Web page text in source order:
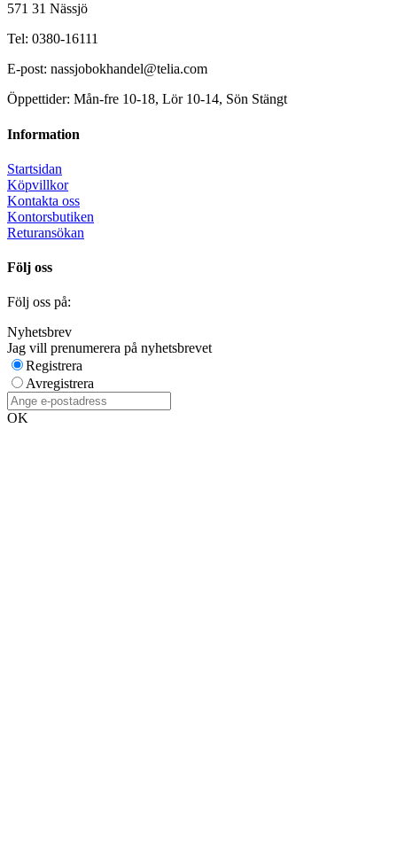
571 31 Nässjö
Tel: 0380-16111
E-post: nassjobokhandel@telia.com
Öppettider: Mån-fre 10-18, Lör 10-14, Sön Stängt
Information
Startsidan
Köpvillkor
Kontakta oss
Kontorsbutiken
Returansökan
Följ oss
Följ oss på:
Nyhetsbrev
Jag vill prenumerera på nyhetsbrevet
Registrera
Avregistrera
OK